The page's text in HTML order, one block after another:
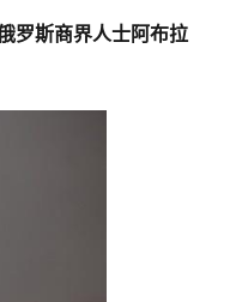
罗斯商界人士阿布拉